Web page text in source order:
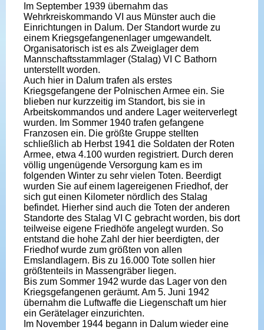
Im September 1939 übernahm das
Wehrkreiskommando VI aus Münster auch die
Einrichtungen in Dalum. Der Standort wurde zu
einem Kriegsgefangenenlager umgewandelt.
Organisatorisch ist es als Zweiglager dem
Mannschaftsstammlager (Stalag) VI C Bathorn
unterstellt worden.
Auch hier in Dalum trafen als erstes
Kriegsgefangene der Polnischen Armee ein. Sie
blieben nur kurzzeitig im Standort, bis sie in
Arbeitskommandos und andere Lager weiterverlegt
wurden. Im Sommer 1940 trafen gefangene
Franzosen ein. Die größte Gruppe stellten
schließlich ab Herbst 1941 die Soldaten der Roten
Armee, etwa 4.100 wurden registriert. Durch deren
völlig ungenügende Versorgung kam es im
folgenden Winter zu sehr vielen Toten. Beerdigt
wurden Sie auf einem lagereigenen Friedhof, der
sich gut einen Kilometer nördlich des Stalag
befindet. Hierher sind auch die Toten der anderen
Standorte des Stalag VI C gebracht worden, bis dort
teilweise eigene Friedhöfe angelegt wurden. So
entstand die hohe Zahl der hier beerdigten, der
Friedhof wurde zum größten von allen
Emslandlagern. Bis zu 16.000 Tote sollen hier
größtenteils in Massengräber liegen.
Bis zum Sommer 1942 wurde das Lager von den
Kriegsgefangenen geräumt. Am 5. Juni 1942
übernahm die Luftwaffe die Liegenschaft um hier
ein Gerätelager einzurichten.
Im November 1944 begann in Dalum wieder eine